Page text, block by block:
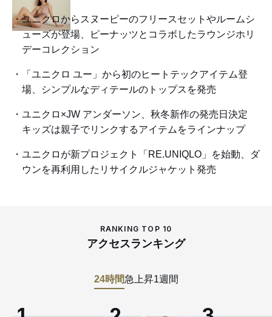
ユニクロからスヌーピーのフリースセットやルームシ
ューズが登場、ピーナッツとコラボしたラウンジホリ
デーコレクション
「ユニクロ ユー」から初のヒートテックアイテム登
場、シンプルなディテールのトップスを発売
ユニクロ×JW アンダーソン、秋冬新作の発売日決定
キッズは親子でリンクするアイテムをラインナップ
ユニクロが新プロジェクト「RE.UNIQLO」を始動、ダ
ウンを再利用したリサイクルジャケット発売
RANKING TOP 10
アクセスランキング
24時間急上昇1週間